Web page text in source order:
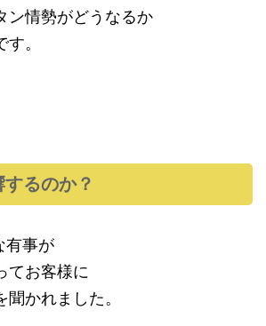
ン情勢がどうなるか
。
るのか？
有事が
てお客様に
かれました。